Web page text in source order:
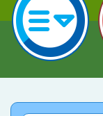
名
園
指
賀
賽
賀